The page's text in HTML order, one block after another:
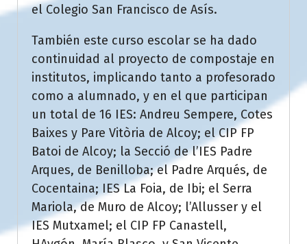
el Colegio San Francisco de Asís.
También este curso escolar se ha dado
continuidad al proyecto de compostaje en
institutos, implicando tanto a profesorado
como a alumnado, y en el que participan
un total de 16 IES: Andreu Sempere, Cotes
Baixes y Pare Vitòria de Alcoy; el CIP FP
Batoi de Alcoy; la Secció de l’IES Padre
Arques, de Benilloba; el Padre Arqués, de
Cocentaina; IES La Foia, de Ibi; el Serra
Mariola, de Muro de Alcoy; l’Allusser y el
IES Mutxamel; el CIP FP Canastell,